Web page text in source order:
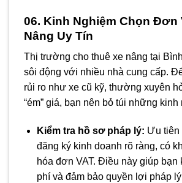
06. Kinh Nghiệm Chọn Đơn
Nâng Uy Tín
Thị trường cho thuê xe nâng tại
sôi động với nhiều nhà cung cấp.
rủi ro như xe cũ kỹ, thường xuyên
“ém” giá, bạn nên bỏ túi những kinh
Kiểm tra hồ sơ pháp lý: Ưu tiên
đăng ký kinh doanh rõ ràng, có
hóa đơn VAT. Điều này giúp bạn
phí và đảm bảo quyền lợi pháp